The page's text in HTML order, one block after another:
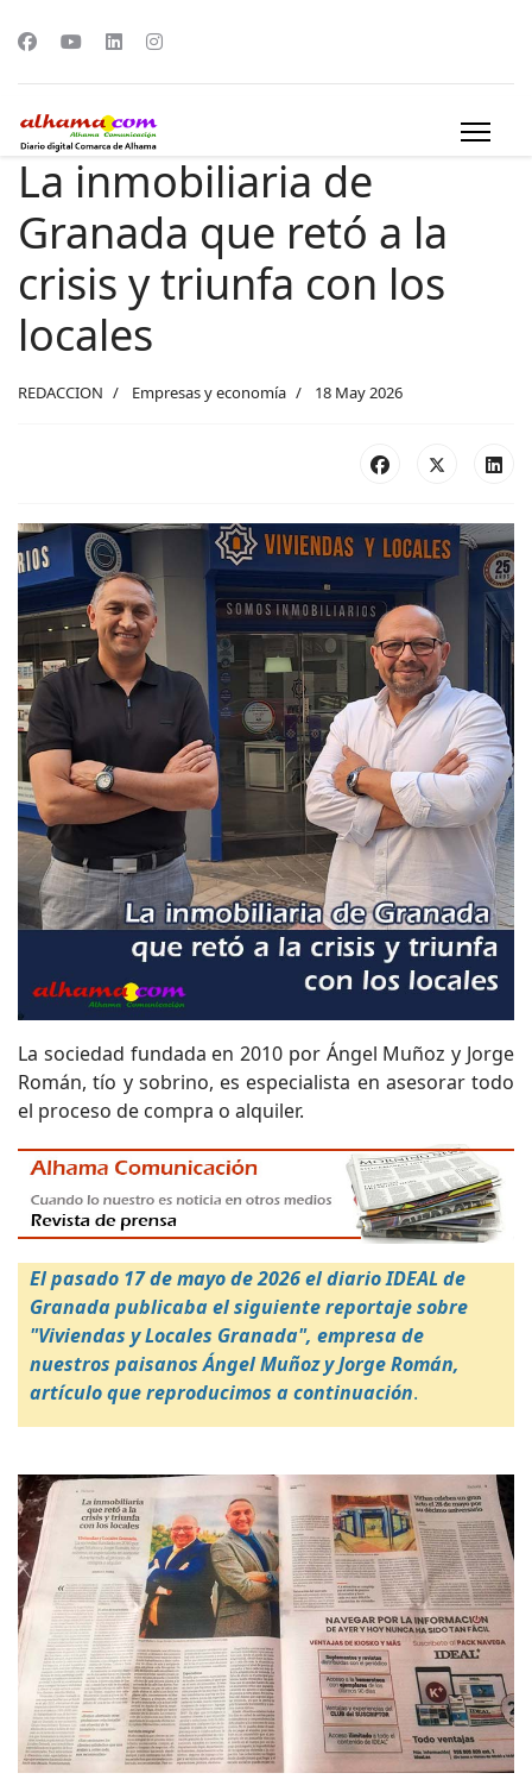
La inmobiliaria de
Granada que retó a la
crisis y triunfa con los
locales
REDACCION Empresas y economía 18 May 2026
La sociedad fundada en 2010 por Ángel Muñoz y Jorge
Román, tío y sobrino, es especialista en asesorar todo
el proceso de compra o alquiler.
El pasado 17 de mayo de 2026 el diario IDEAL de
Granada publicaba el siguiente reportaje sobre
"Viviendas y Locales Granada", empresa de
nuestros paisanos Ángel Muñoz y Jorge Román,
artículo que reproducimos a continuación.